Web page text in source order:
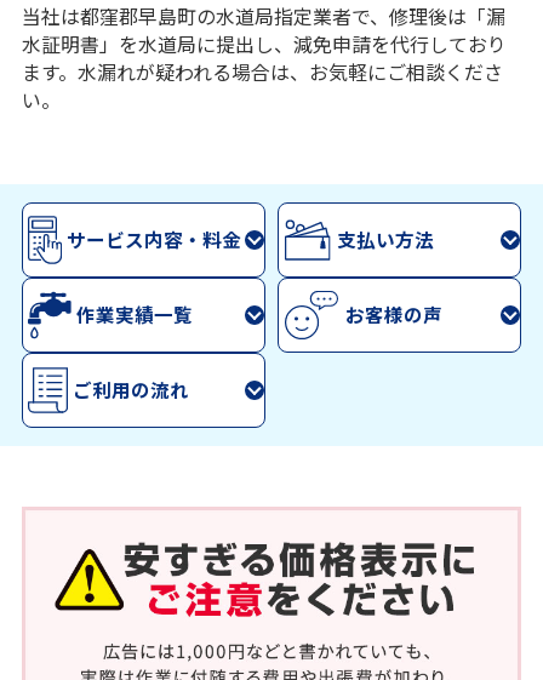
当社は都窪郡早島町の水道局指定業者で、修理後は「漏
水証明書」を水道局に提出し、減免申請を代行しており
ます。水漏れが疑われる場合は、お気軽にご相談くださ
い。
サービス内容・料金 支払い方法
作業実績一覧 お客様の声
ご利用の流れ